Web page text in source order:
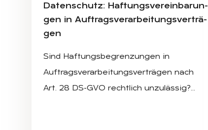
Da­ten­schutz: Haf­tungs­ver­ein­ba­run­
gen in Auf­trags­ver­ar­bei­tungs­ver­trä­
gen
Sind Haftungsbegrenzungen in
Auftragsverarbeitungsverträgen nach
Art. 28 DS-GVO rechtlich unzulässig?…